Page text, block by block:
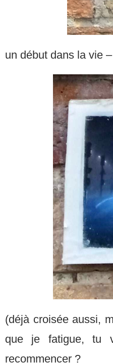
un début dans la vie
(déjà croisée aussi,
que je fatigue, tu
recommencer ?